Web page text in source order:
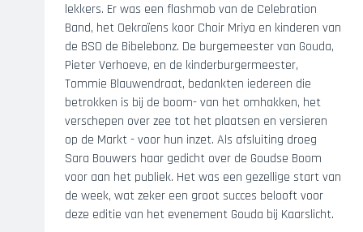
lekkers. Er was een flashmob van de Celebration
Band, het Oekraïens koor Choir Mriya en kinderen van
de BSO de Bibelebonz. De burgemeester van Gouda,
Pieter Verhoeve, en de kinderburgermeester,
Tommie Blauwendraat, bedankten iedereen die
betrokken is bij de boom- van het omhakken, het
verschepen over zee tot het plaatsen en versieren
op de Markt - voor hun inzet. Als afsluiting droeg
Sara Bouwers haar gedicht over de Goudse Boom
voor aan het publiek. Het was een gezellige start van
de week, wat zeker een groot succes belooft voor
deze editie van het evenement Gouda bij Kaarslicht.